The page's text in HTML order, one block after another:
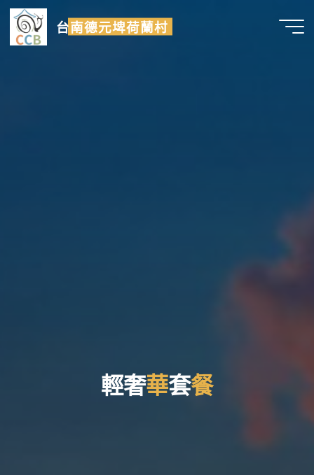
Skip
content
台南德元埤荷蘭村
輕奢華套餐